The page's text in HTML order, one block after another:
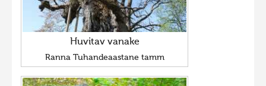
Huvitav vanake
Ranna Tuhandeaastane tamm